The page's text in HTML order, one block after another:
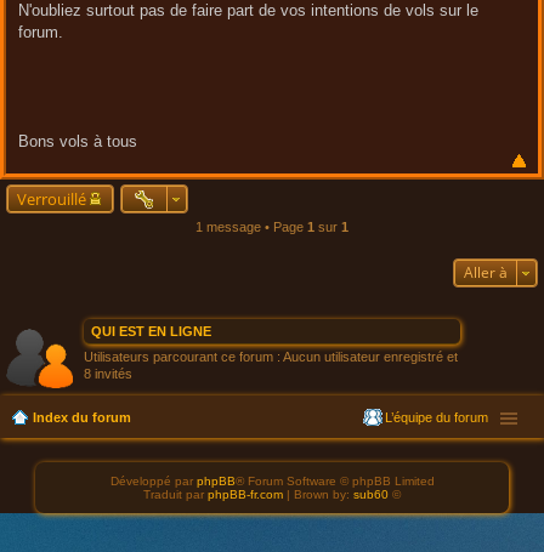
N'oubliez surtout pas de faire part de vos intentions de vols sur le
forum.
Bons vols à tous
Verrouillé
1 message • Page 1 sur 1
Aller à
QUI EST EN LIGNE
Utilisateurs parcourant ce forum : Aucun utilisateur enregistré et
8 invités
Index du forum L’équipe du forum
Développé par phpBB® Forum Software © phpBB Limited
Traduit par phpBB-fr.com | Brown by: sub60 ©